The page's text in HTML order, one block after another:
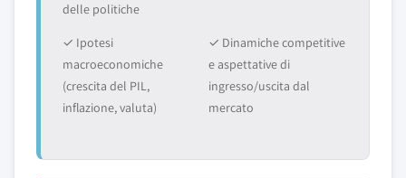
delle politiche
✓ Ipotesi
macroeconomiche
(crescita del PIL,
inflazione, valuta)
✓ Dinamiche competitive
e aspettative di
ingresso/uscita dal
mercato